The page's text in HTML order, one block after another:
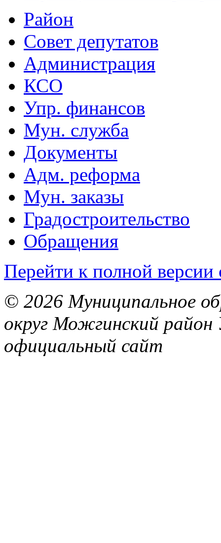
Район
Совет депутатов
Администрация
КСО
Упр. финансов
Мун. служба
Документы
Адм. реформа
Мун. заказы
Градостроительство
Обращения
Перейти к полной версии
© 2026 Муниципальное
округ Можгинский район
официальный сайт